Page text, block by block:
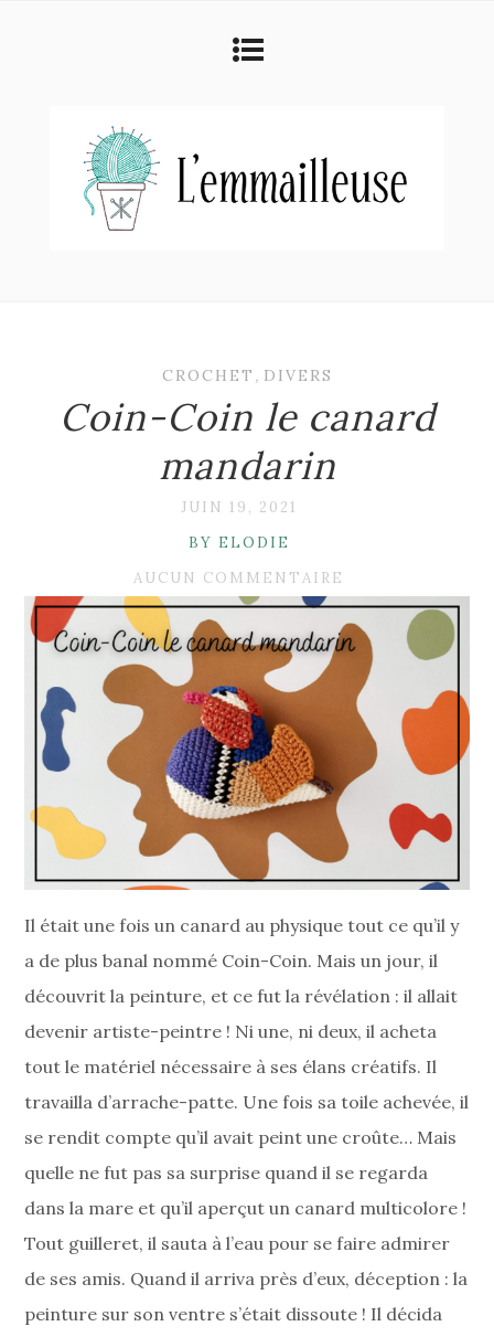
CROCHET , DIVERS
Coin-Coin le canard
mandarin
JUIN 19, 2021
BY ELODIE
AUCUN COMMENTAIRE
Il était une fois un canard au physique tout ce qu’il y
a de plus banal nommé Coin-Coin. Mais un jour, il
découvrit la peinture, et ce fut la révélation : il allait
devenir artiste-peintre ! Ni une, ni deux, il acheta
tout le matériel nécessaire à ses élans créatifs. Il
travailla d’arrache-patte. Une fois sa toile achevée, il
se rendit compte qu’il avait peint une croûte… Mais
quelle ne fut pas sa surprise quand il se regarda
dans la mare et qu’il aperçut un canard multicolore !
Tout guilleret, il sauta à l’eau pour se faire admirer
de ses amis. Quand il arriva près d’eux, déception : la
peinture sur son ventre s’était dissoute ! Il décida